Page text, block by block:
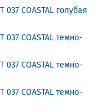
037 COASTAL голубая
037 COASTAL темно-
037 COASTAL темно-
037 COASTAL темно-